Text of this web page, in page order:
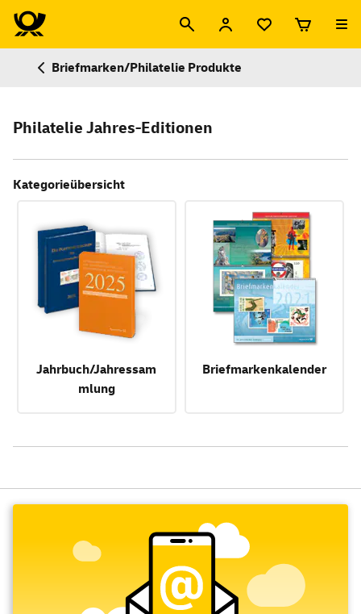
Briefmarken/Philatelie Produkte
Philatelie Jahres-Editionen
Kategorieübersicht
Jahrbuch/Jahressam
mlung
Briefmarkenkalender